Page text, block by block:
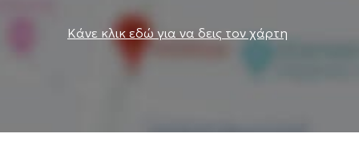
Κάνε κλικ εδώ για να δεις τον χάρτη